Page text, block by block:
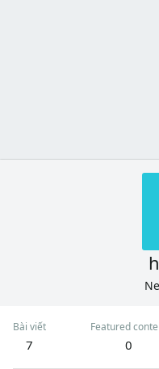
Bài viết
7
Featured
0